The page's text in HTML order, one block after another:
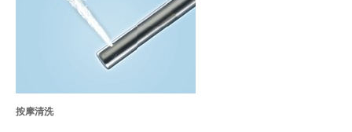
按摩清洗